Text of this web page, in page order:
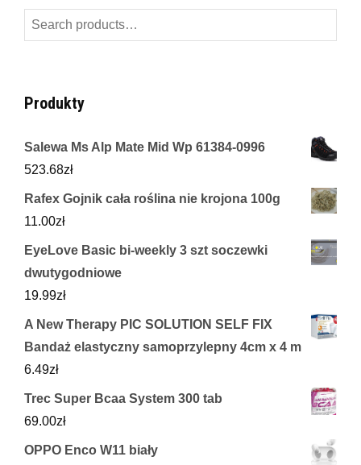
Search
for:
Produkty
Salewa Ms Alp Mate Mid Wp 61384-0996
523.68zł
Rafex Gojnik cała roślina nie krojona 100g
11.00zł
EyeLove Basic bi-weekly 3 szt soczewki
dwutygodniowe
19.99zł
A New Therapy PIC SOLUTION SELF FIX
Bandaż elastyczny samoprzylepny 4cm x 4 m
6.49zł
Trec Super Bcaa System 300 tab
69.00zł
OPPO Enco W11 biały